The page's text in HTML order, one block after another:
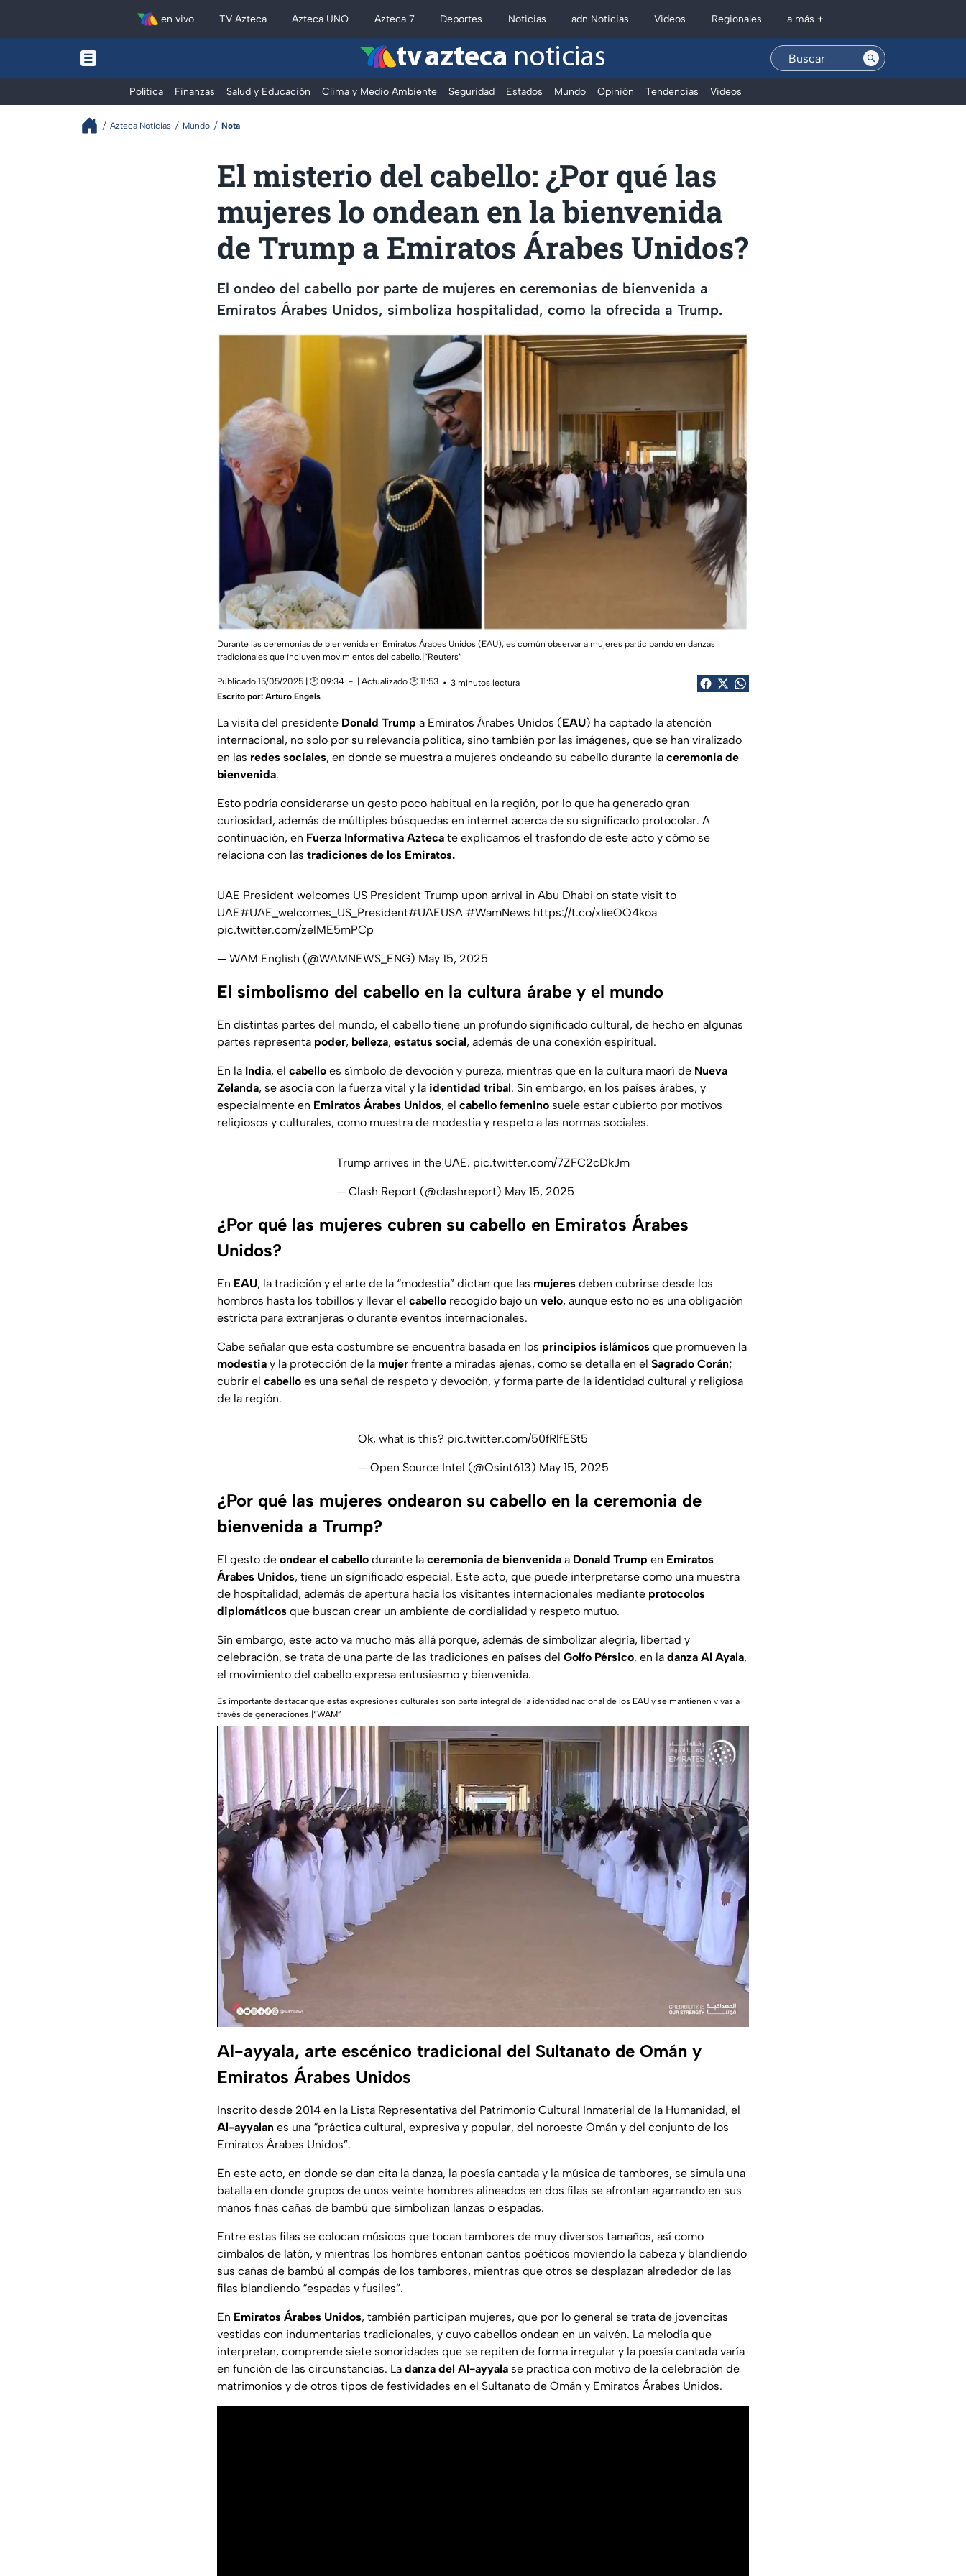
en vivo TV Azteca Azteca UNO Azteca 7 Deportes Noticias adn Noticias Videos Regionales a más +
tv azteca noticias
Política Finanzas Salud y Educación Clima y Medio Ambiente Seguridad Estados Mundo Opinión Tendencias Videos
Azteca Noticias Mundo Nota
El misterio del cabello: ¿Por qué las
mujeres lo ondean en la bienvenida
de Trump a Emiratos Árabes Unidos?
El ondeo del cabello por parte de mujeres en ceremonias de bienvenida a
Emiratos Árabes Unidos, simboliza hospitalidad, como la ofrecida a Trump.
Durante las ceremonias de bienvenida en Emiratos Árabes Unidos (EAU), es común observar a mujeres participando en danzas
tradicionales que incluyen movimientos del cabello.|“Reuters”
Publicado 15/05/2025 | 🕑 09:34 | Actualizado 🕑 11:53
3 minutos lectura
Escrito por: Arturo Engels
La visita del presidente Donald Trump a Emiratos Árabes Unidos (EAU) ha captado la atención
internacional, no solo por su relevancia política, sino también por las imágenes, que se han viralizado
en las redes sociales, en donde se muestra a mujeres ondeando su cabello durante la ceremonia de
bienvenida.
Esto podría considerarse un gesto poco habitual en la región, por lo que ha generado gran
curiosidad, además de múltiples búsquedas en internet acerca de su significado protocolar. A
continuación, en Fuerza Informativa Azteca te explicamos el trasfondo de este acto y cómo se
relaciona con las tradiciones de los Emiratos.
UAE President welcomes US President Trump upon arrival in Abu Dhabi on state visit to
UAE#UAE_welcomes_US_President#UAEUSA #WamNews https://t.co/xIieOO4koa
pic.twitter.com/zelME5mPCp
— WAM English (@WAMNEWS_ENG) May 15, 2025
El simbolismo del cabello en la cultura árabe y el mundo
En distintas partes del mundo, el cabello tiene un profundo significado cultural, de hecho en algunas
partes representa poder, belleza, estatus social, además de una conexión espiritual.
En la India, el cabello es símbolo de devoción y pureza, mientras que en la cultura maorí de Nueva
Zelanda, se asocia con la fuerza vital y la identidad tribal. Sin embargo, en los países árabes, y
especialmente en Emiratos Árabes Unidos, el cabello femenino suele estar cubierto por motivos
religiosos y culturales, como muestra de modestia y respeto a las normas sociales.
Trump arrives in the UAE. pic.twitter.com/7ZFC2cDkJm
— Clash Report (@clashreport) May 15, 2025
¿Por qué las mujeres cubren su cabello en Emiratos Árabes
Unidos?
En EAU, la tradición y el arte de la “modestia” dictan que las mujeres deben cubrirse desde los
hombros hasta los tobillos y llevar el cabello recogido bajo un velo, aunque esto no es una obligación
estricta para extranjeras o durante eventos internacionales.
Cabe señalar que esta costumbre se encuentra basada en los principios islámicos que promueven la
modestia y la protección de la mujer frente a miradas ajenas, como se detalla en el Sagrado Corán;
cubrir el cabello es una señal de respeto y devoción, y forma parte de la identidad cultural y religiosa
de la región.
Ok, what is this? pic.twitter.com/50fRlfESt5
— Open Source Intel (@Osint613) May 15, 2025
¿Por qué las mujeres ondearon su cabello en la ceremonia de
bienvenida a Trump?
El gesto de ondear el cabello durante la ceremonia de bienvenida a Donald Trump en Emiratos
Árabes Unidos, tiene un significado especial. Este acto, que puede interpretarse como una muestra
de hospitalidad, además de apertura hacia los visitantes internacionales mediante protocolos
diplomáticos que buscan crear un ambiente de cordialidad y respeto mutuo.
Sin embargo, este acto va mucho más allá porque, además de simbolizar alegría, libertad y
celebración, se trata de una parte de las tradiciones en países del Golfo Pérsico, en la danza Al Ayala,
el movimiento del cabello expresa entusiasmo y bienvenida.
Es importante destacar que estas expresiones culturales son parte integral de la identidad nacional de los EAU y se mantienen vivas a
través de generaciones.|“WAM”
Al-ayyala, arte escénico tradicional del Sultanato de Omán y
Emiratos Árabes Unidos
Inscrito desde 2014 en la Lista Representativa del Patrimonio Cultural Inmaterial de la Humanidad, el
Al-ayyalan es una “práctica cultural, expresiva y popular, del noroeste Omán y del conjunto de los
Emiratos Árabes Unidos”.
En este acto, en donde se dan cita la danza, la poesía cantada y la música de tambores, se simula una
batalla en donde grupos de unos veinte hombres alineados en dos filas se afrontan agarrando en sus
manos finas cañas de bambú que simbolizan lanzas o espadas.
Entre estas filas se colocan músicos que tocan tambores de muy diversos tamaños, así como
címbalos de latón, y mientras los hombres entonan cantos poéticos moviendo la cabeza y blandiendo
sus cañas de bambú al compás de los tambores, mientras que otros se desplazan alrededor de las
filas blandiendo “espadas y fusiles”.
En Emiratos Árabes Unidos, también participan mujeres, que por lo general se trata de jovencitas
vestidas con indumentarias tradicionales, y cuyo cabellos ondean en un vaivén. La melodía que
interpretan, comprende siete sonoridades que se repiten de forma irregular y la poesía cantada varía
en función de las circunstancias. La danza del Al-ayyala se practica con motivo de la celebración de
matrimonios y de otros tipos de festividades en el Sultanato de Omán y Emiratos Árabes Unidos.